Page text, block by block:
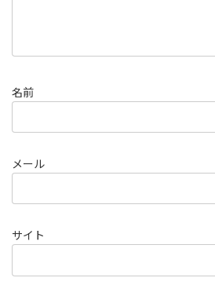
名前
メール
サイト